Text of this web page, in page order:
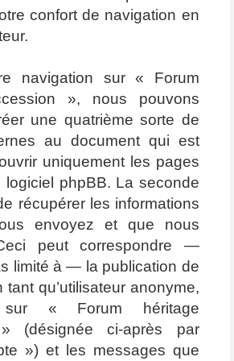
confort de navigation en
navigation sur « Forum
», nous pouvons
une quatrième sorte de
au document qui est
uniquement les pages
logiciel phpBB. La seconde
récupérer les informations
envoyez et que nous
peut correspondre —
limité à — la publication de
tant qu’utilisateur anonyme,
sur « Forum héritage
(désignée ci-après par
») et les messages que